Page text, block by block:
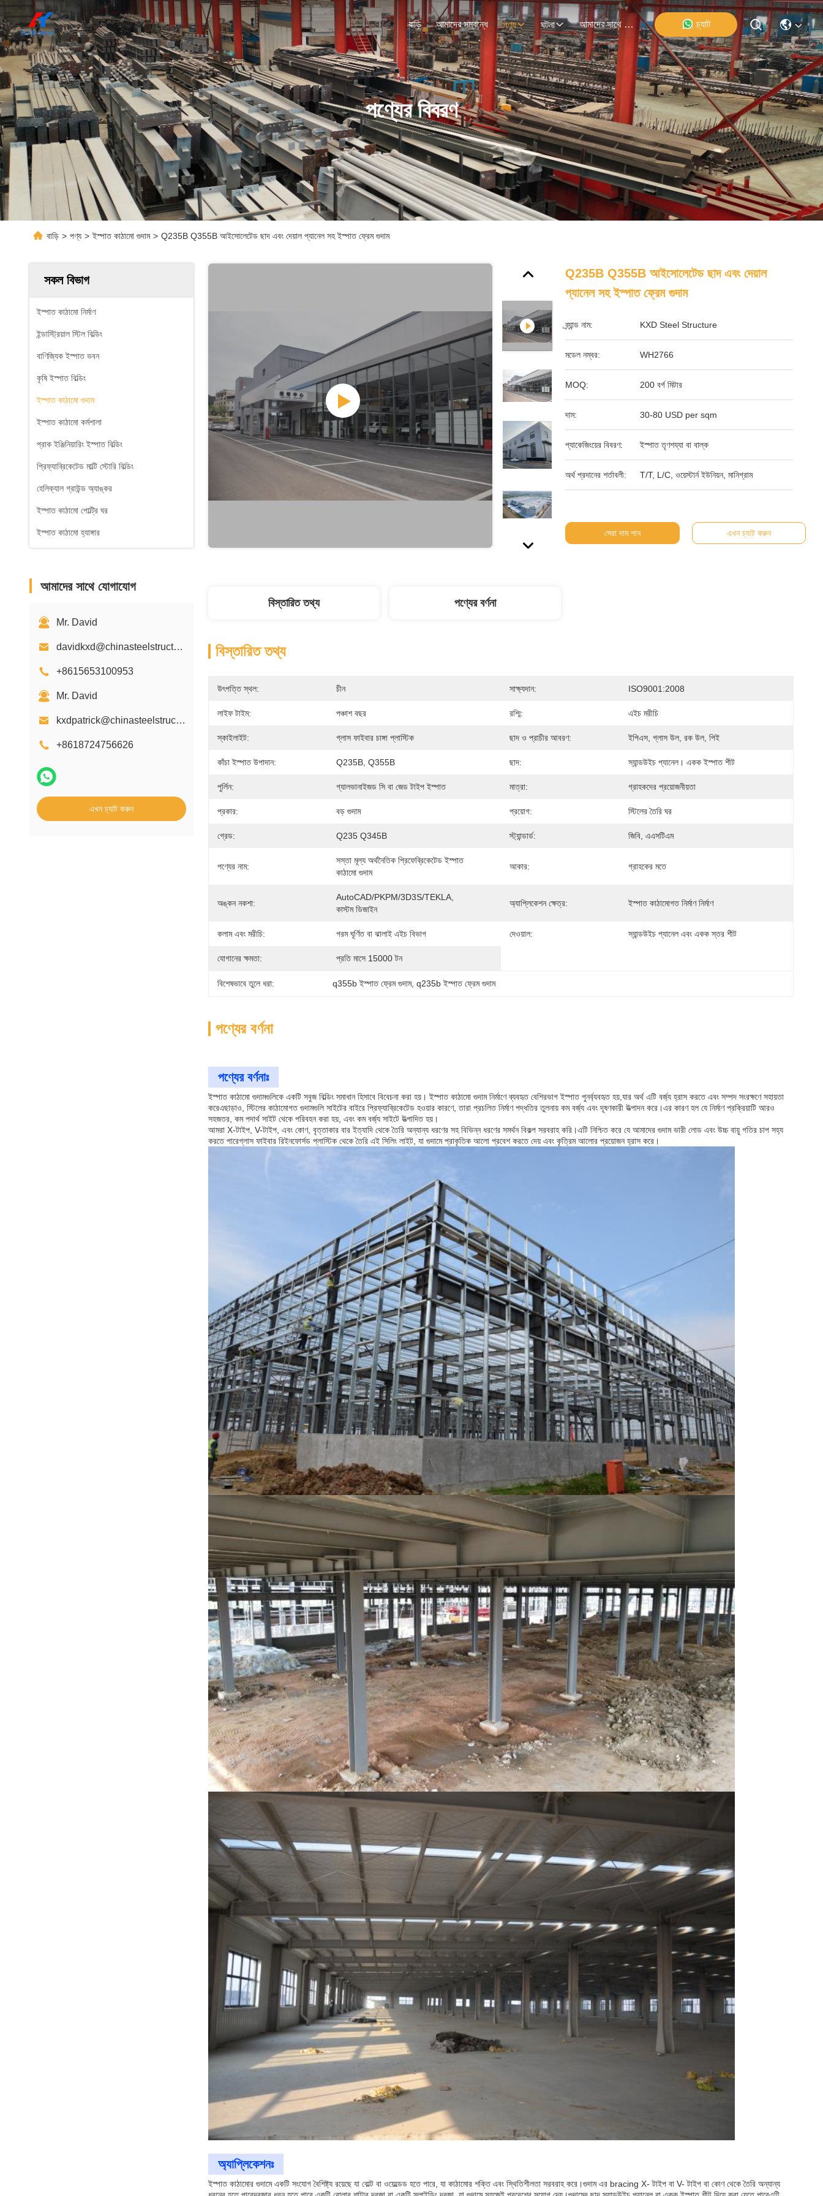
বাড়ি আমাদের সম্বন্ধে পণ্য ঘটনা আমাদের সাথে যোগাযোগ চ্যাট
পণ্যের বিবরণ
বাড়ি > পণ্য > ইস্পাত কাঠামো গুদাম > Q235B Q355B আইসোলেটেড ছাদ এবং দেয়াল প্যানেল সহ ইস্পাত ফ্রেম গুদাম
সকল বিভাগ
ইস্পাত কাঠামো নির্মাণ
ইন্ডাস্ট্রিয়াল স্টিল বিল্ডিং
বাণিজ্যিক ইস্পাত ভবন
কৃষি ইস্পাত বিল্ডিং
ইস্পাত কাঠামো গুদাম
ইস্পাত কাঠামো কর্মশালা
প্রাক ইঞ্জিনিয়ারিং ইস্পাত বিল্ডিং
প্রিফ্যাব্রিকেটেড মাল্টি স্টোরি বিল্ডিং
হেলিক্যাল গ্রাউন্ড অ্যাঙ্কর
ইস্পাত কাঠামো পোল্ট্রি ঘর
ইস্পাত কাঠামো হ্যাঙ্গার
আমাদের সাথে যোগাযোগ
Mr. David
davidkxd@chinasteelstructure.cn
+8615653100953
Mr. David
kxdpatrick@chinasteelstructure.cn
+8618724756626
এখন চ্যাট করুন
Q235B Q355B আইসোলেটেড ছাদ এবং দেয়াল
প্যানেল সহ ইস্পাত ফ্রেম গুদাম
ব্র্যান্ড নাম: KXD Steel Structure
মডেল নম্বর: WH2766
MOQ: 200 বর্গ মিটার
দাম: 30-80 USD per sqm
প্যাকেজিংয়ের বিবরণ: ইস্পাত তৃণশয্যা বা বাল্ক
অর্থ প্রদানের শর্তাবলী: T/T, L/C, ওয়েস্টার্ন ইউনিয়ন, মানিগ্রাম
সেরা দাম পান এখন চ্যাট করুন
বিস্তারিত তথ্য পণ্যের বর্ণনা
বিস্তারিত তথ্য
উৎপত্তি স্থল: চীন সাক্ষ্যদান: ISO9001:2008
লাইফ টাইম: পঞ্চাশ বছর রশ্মি: এইচ মরীচি
স্কাইলাইট: গ্লাস ফাইবার চাঙ্গা প্লাস্টিক ছাদ ও প্রাচীর আবরণ: ইপিএস, গ্লাস উল, রক উল, পিই
কাঁচা ইস্পাত উপাদান: Q235B, Q355B ছাদ: স্যান্ডউইচ প্যানেল। একক ইস্পাত শীট
পুর্লিন: গ্যালভানাইজড সি বা জেড টাইপ ইস্পাত মাত্রা: গ্রাহকদের প্রয়োজনীয়তা
প্রকার: বড় গুদাম প্রয়োগ: স্টিলের তৈরি ঘর
গ্রেড: Q235 Q345B স্ট্যান্ডার্ড: জিবি, এএসটিএম
পণ্যের নাম:
সস্তা মূল্য অর্থনৈতিক প্রিফেব্রিকেটেড ইস্পাত
কাঠামো গুদাম
আকার: গ্রাহকের মতে
অঙ্কন নকশা:
AutoCAD/PKPM/3D3S/TEKLA,
কাস্টম ডিজাইন
অ্যাপ্লিকেশন ক্ষেত্র: ইস্পাত কাঠামোগত নির্মাণ নির্মাণ
কলাম এবং মরীচি: গরম ঘূর্ণিত বা ঝালাই এইচ বিভাগ দেওয়াল: স্যান্ডউইচ প্যানেল এবং একক স্তর শীট
যোগানের ক্ষমতা: প্রতি মাসে 15000 টন
বিশেষভাবে তুলে ধরা: q355b ইস্পাত ফ্রেম গুদাম, q235b ইস্পাত ফ্রেম গুদাম
পণ্যের বর্ণনা
পণ্যের বর্ণনাঃ
ইস্পাত কাঠামো গুদামগুলিকে একটি সবুজ বিল্ডিং সমাধান হিসাবে বিবেচনা করা হয়। ইস্পাত কাঠামো গুদাম নির্মাণে ব্যবহৃত বেশিরভাগ ইস্পাত পুনর্ব্যবহৃত হয়,যার অর্থ এটি বর্জ্য হ্রাস করতে এবং সম্পদ সংরক্ষণে সহায়তা
করেএছাড়াও, স্টিলের কাঠামোগত গুদামগুলি সাইটের বাইরে প্রিফ্যাব্রিকেটেড হওয়ার কারণে, তারা প্রচলিত নির্মাণ পদ্ধতির তুলনায় কম বর্জ্য এবং দূষণকারী উত্পাদন করে।এর কারণ হল যে নির্মাণ প্রক্রিয়াটি আরও
সহজতর, কম পদার্থ সাইট থেকে পরিবহন করা হয়, এবং কম বর্জ্য সাইটে উত্পাদিত হয়।
আমরা X-টাইপ, V-টাইপ, এবং কোণ, বৃত্তাকার বার ইত্যাদি থেকে তৈরি অন্যান্য ধরণের সহ বিভিন্ন ধরণের সমর্থন বিকল্প সরবরাহ করি।এটি নিশ্চিত করে যে আমাদের গুদাম ভারী লোড এবং উচ্চ বায়ু গতির চাপ সহ্য
করতে পারেগ্লাস ফাইবার রিইনফোর্সড প্লাস্টিক থেকে তৈরি এই সিলিং লাইট, যা গুদামে প্রাকৃতিক আলো প্রবেশ করতে দেয় এবং কৃত্রিম আলোর প্রয়োজন হ্রাস করে।
অ্যাপ্লিকেশনঃ
ইস্পাত কাঠামোর গুদামে একটি সংযোগ বৈশিষ্ট্য রয়েছে যা বোল্ট বা ওয়েল্ডেড হতে পারে, যা কাঠামোর শক্তি এবং স্থিতিশীলতা সরবরাহ করে।গুদাম এর bracing X- টাইপ বা V- টাইপ বা কোণ থেকে তৈরি অন্যান্য